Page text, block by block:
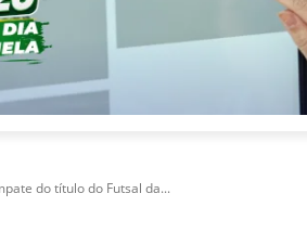
do título do Futsal da...